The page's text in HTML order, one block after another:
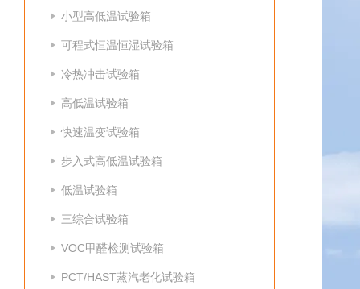
小型高低温试验箱
可程式恒温恒湿试验箱
冷热冲击试验箱
高低温试验箱
快速温变试验箱
步入式高低温试验箱
低温试验箱
三综合试验箱
VOC甲醛检测试验箱
PCT/HAST蒸汽老化试验箱